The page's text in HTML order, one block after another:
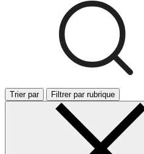
Trier par Filtrer par rubrique